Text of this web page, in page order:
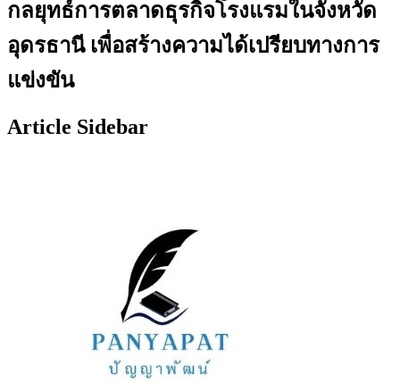
กลยุทธ์การตลาดธุรกิจโรงแรมในจังหวัด
อุดรธานี เพื่อสร้างความได้เปรียบทางการ
แข่งขัน
Article Sidebar